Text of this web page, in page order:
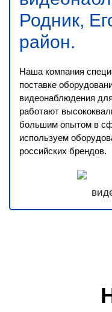
Родник,
район.
Наша компания
поставке
видеонаблюдения
работают
большим опытом в
используем
российских брендов.